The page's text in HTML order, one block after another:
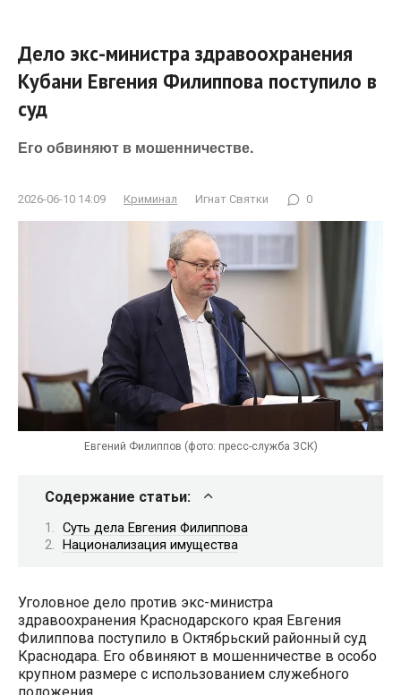
Дело экс-министра здравоохранения
Кубани Евгения Филиппова поступило в
суд
Его обвиняют в мошенничестве.
2026-06-10 14:09 Криминал Игнат Святки 0
Евгений Филиппов (фото: пресс-служба ЗСК)
Содержание статьи:
Суть дела Евгения Филиппова
Национализация имущества
Уголовное дело против экс-министра
здравоохранения Краснодарского края Евгения
Филиппова поступило в Октябрьский районный суд
Краснодара. Его обвиняют в мошенничестве в особо
крупном размере с использованием служебного